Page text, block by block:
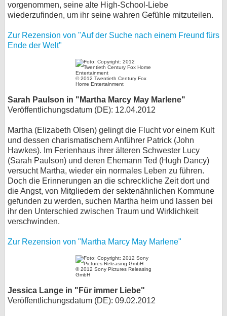
vorgenommen, seine alte High-School-Liebe
wiederzufinden, um ihr seine wahren Gefühle mitzuteilen.
Zur Rezension von "Auf der Suche nach einem Freund fürs
Ende der Welt"
© 2012 Twentieth Century Fox
Home Entertainment
Sarah Paulson in "Martha Marcy May Marlene"
Veröffentlichungsdatum (DE): 12.04.2012
Martha (Elizabeth Olsen) gelingt die Flucht vor einem Kult
und dessen charismatischem Anführer Patrick (John
Hawkes). Im Ferienhaus ihrer älteren Schwester Lucy
(Sarah Paulson) und deren Ehemann Ted (Hugh Dancy)
versucht Martha, wieder ein normales Leben zu führen.
Doch die Erinnerungen an die schreckliche Zeit dort und
die Angst, von Mitgliedern der sektenähnlichen Kommune
gefunden zu werden, suchen Martha heim und lassen bei
ihr den Unterschied zwischen Traum und Wirklichkeit
verschwinden.
Zur Rezension von "Martha Marcy May Marlene"
© 2012 Sony Pictures Releasing
GmbH
Jessica Lange in "Für immer Liebe"
Veröffentlichungsdatum (DE): 09.02.2012